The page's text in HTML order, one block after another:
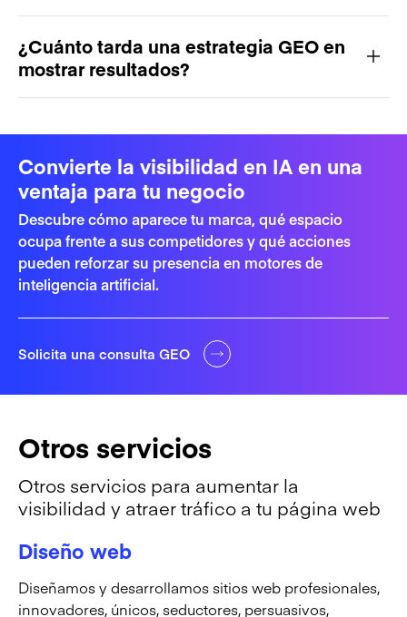
¿Cuánto tarda una estrategia GEO en
mostrar resultados?
Convierte la visibilidad en IA en una
ventaja para tu negocio
Descubre cómo aparece tu marca, qué espacio
ocupa frente a sus competidores y qué acciones
pueden reforzar su presencia en motores de
inteligencia artificial.
Solicita una consulta GEO
Otros servicios
Otros servicios para aumentar la
visibilidad y atraer tráfico a tu página web
Diseño web
Diseñamos y desarrollamos sitios web profesionales,
innovadores, únicos, seductores, persuasivos,